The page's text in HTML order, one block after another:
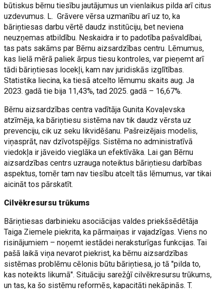
būtiskus bērnu tiesību jautājumus un vienlaikus pilda arī citus
uzdevumus. L. Grāvere vērsa uzmanību arī uz to, ka
bāriņtiesas darbu vērtē daudz institūciju, bet neviena
neuzņemas atbildību. Neskaidra ir to padotība pašvaldībai,
tas pats sakāms par Bērnu aizsardzības centru. Lēmumus,
kas lielā mērā paliek ārpus tiesu kontroles, var pieņemt arī
tādi bāriņtiesas locekļi, kam nav juridiskās izglītības.
Statistika liecina, ka tiesā atcelto lēmumu skaits aug. Ja
2023. gadā tie bija 11,43%, tad 2025. gadā – 16,67%.
Bērnu aizsardzības centra vadītāja Gunita Kovaļevska
atzīmēja, ka bāriņtiesu sistēma nav tik daudz vērsta uz
prevenciju, cik uz seku likvidēšanu. Pašreizējais modelis,
viņasprāt, nav dzīvotspējīgs. Sistēma no administratīvā
viedokļa ir jāveido vieglāka un efektīvāka. Lai gan Bērnu
aizsardzības centrs uzrauga noteiktus bāriņtiesu darbības
aspektus, tomēr tam nav tiesību atcelt tās lēmumus, var tikai
aicināt tos pārskatīt.
Cilvēkresursu trūkums
Bāriņtiesas darbinieku asociācijas valdes priekšsēdētāja
Taiga Ziemele piekrita, ka pārmaiņas ir vajadzīgas. Viens no
risinājumiem – noņemt iestādei neraksturīgas funkcijas. Tai
pašā laikā viņa nevarot piekrist, ka bērnu aizsardzības
sistēmas problēmu cēlonis būtu bāriņtiesa, jo tā "pilda to,
kas noteikts likumā". Situāciju sarežģī cilvēkresursu trūkums,
un tas, ka šo sistēmu reformēs, kapacitāti nekāpinās. T.